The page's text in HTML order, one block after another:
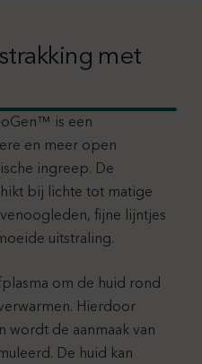
met
is een
en meer open
ingreep. De
bij lichte tot matige
fijne lijntjes
uitstraling.
om de huid rond
Hierdoor
wordt de aanmaak van
De huid kan